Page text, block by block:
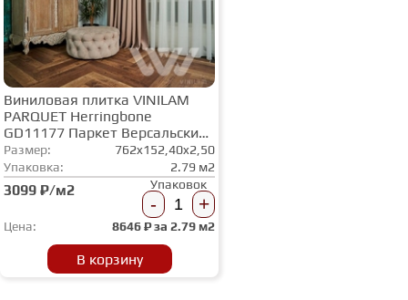
Виниловая плитка VINILAM
PARQUET Herringbone
GD11177 Паркет Версальский
Glue
Размер:
762x152,40x2,50
Упаковка:
2.79 м2
3099 ₽/м2 Упаковок
- +
Цена: 8646₽ за 2.79 м2
В корзину